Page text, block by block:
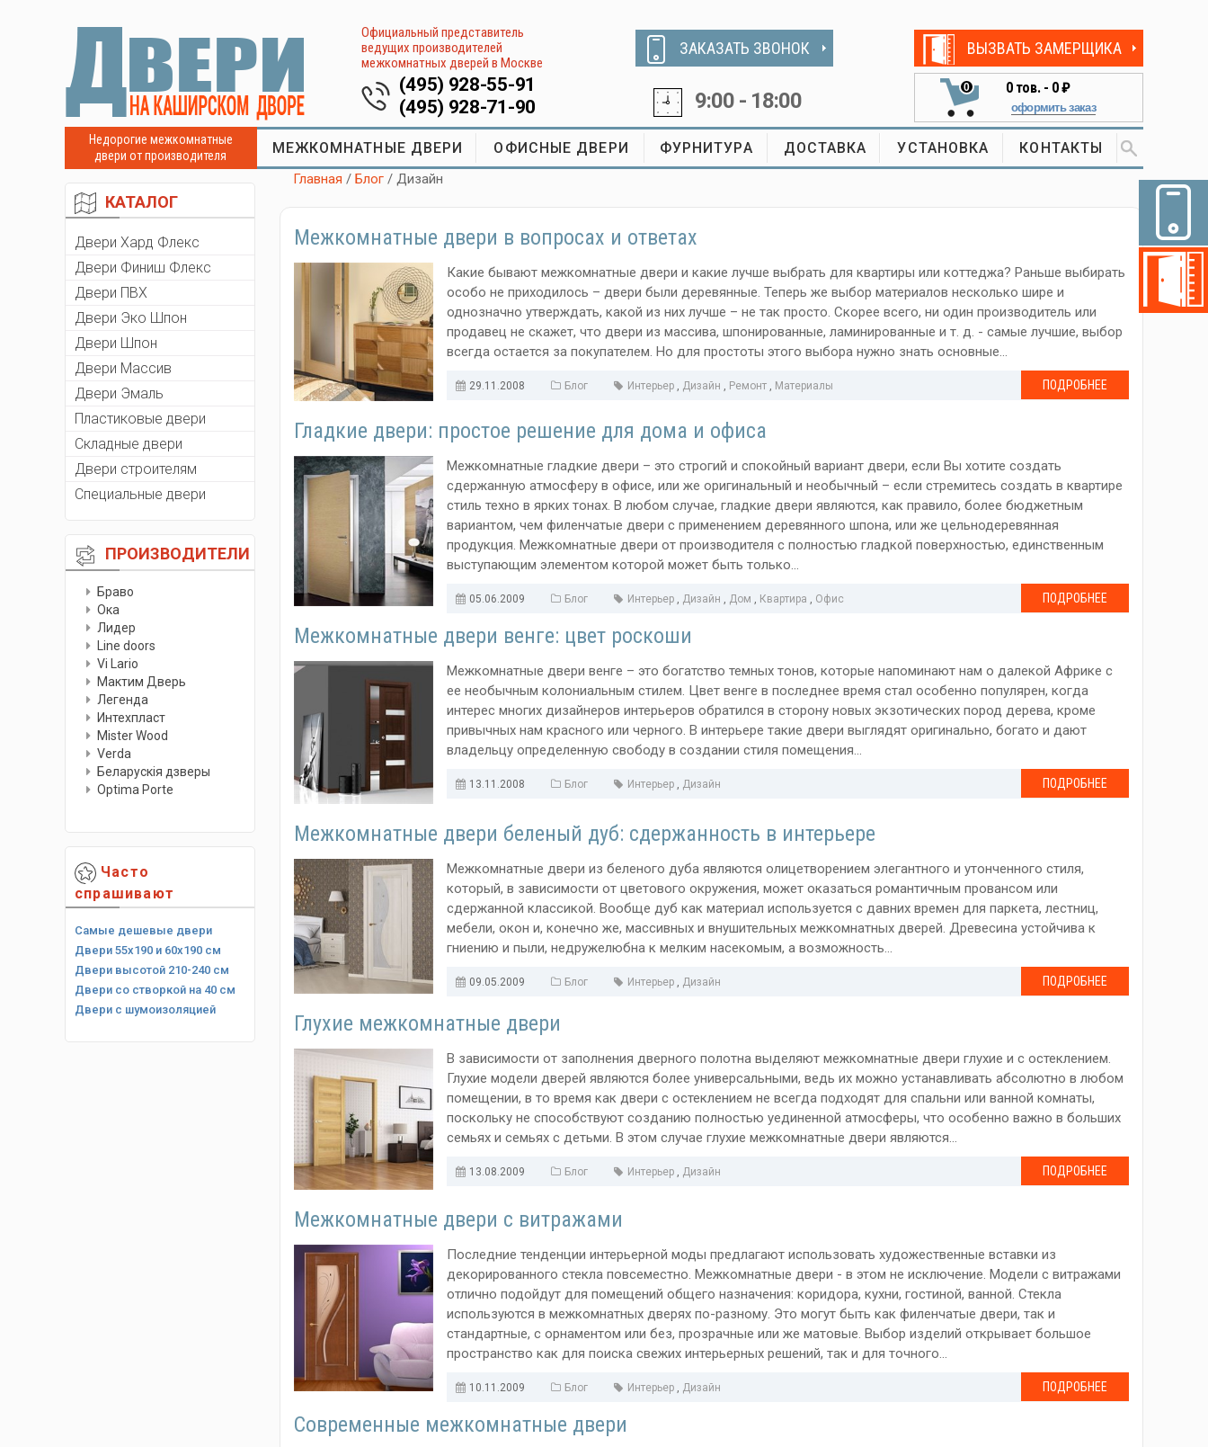
Официальный представитель
ведущих производителей
межкомнатных дверей в Москве
(495) 928-55-91
(495) 928-71-90
ЗАКАЗАТЬ ЗВОНОК
9:00 - 18:00
ВЫЗВАТЬ ЗАМЕРЩИКА
0 0тов. - 0 ₽
оформить заказ
Недорогие межкомнатные
двери от производителя
МЕЖКОМНАТНЫЕ ДВЕРИ ОФИСНЫЕ ДВЕРИ ФУРНИТУРА ДОСТАВКА УСТАНОВКА КОНТАКТЫ
КАТАЛОГ
Двери Хард Флекс
Двери Финиш Флекс
Двери ПВХ
Двери Эко Шпон
Двери Шпон
Двери Массив
Двери Эмаль
Пластиковые двери
Складные двери
Двери строителям
Специальные двери
ПРОИЗВОДИТЕЛИ
Браво
Ока
Лидер
Line doors
Vi Lario
Мактим Дверь
Легенда
Интехпласт
Мister Wood
Verda
Беларускiя дзверы
Optima Porte
Часто
спрашивают
Самые дешевые двери
Двери 55х190 и 60х190 см
Двери высотой 210-240 см
Двери со створкой на 40 см
Двери с шумоизоляцией
Главная /Блог / Дизайн
Межкомнатные двери в вопросах и ответах
Какие бывают межкомнатные двери и какие лучше выбрать для квартиры или коттеджа? Раньше выбирать
особо не приходилось – двери были деревянные. Теперь же выбор материалов несколько шире и
однозначно утверждать, какой из них лучше – не так просто. Скорее всего, ни один производитель или
продавец не скажет, что двери из массива, шпонированные, ламинированные и т. д. - самые лучшие, выбор
всегда остается за покупателем. Но для простоты этого выбора нужно знать основные...
29.11.2008 Блог Интерьер , Дизайн , Ремонт , Материалы ПОДРОБНЕЕ
Гладкие двери: простое решение для дома и офиса
Межкомнатные гладкие двери – это строгий и спокойный вариант двери, если Вы хотите создать
сдержанную атмосферу в офисе, или же оригинальный и необычный – если стремитесь создать в квартире
стиль техно в ярких тонах. В любом случае, гладкие двери являются, как правило, более бюджетным
вариантом, чем филенчатые двери с применением деревянного шпона, или же цельнодеревянная
продукция. Межкомнатные двери от производителя с полностью гладкой поверхностью, единственным
выступающим элементом которой может быть только...
05.06.2009 Блог Интерьер , Дизайн , Дом , Квартира , Офис ПОДРОБНЕЕ
Межкомнатные двери венге: цвет роскоши
Межкомнатные двери венге – это богатство темных тонов, которые напоминают нам о далекой Африке с
ее необычным колониальным стилем. Цвет венге в последнее время стал особенно популярен, когда
интерес многих дизайнеров интерьеров обратился в сторону новых экзотических пород дерева, кроме
привычных нам красного или черного. В интерьере такие двери выглядят оригинально, богато и дают
владельцу определенную свободу в создании стиля помещения...
13.11.2008 Блог Интерьер , Дизайн ПОДРОБНЕЕ
Межкомнатные двери беленый дуб: сдержанность в интерьере
Межкомнатные двери из беленого дуба являются олицетворением элегантного и утонченного стиля,
который, в зависимости от цветового окружения, может оказаться романтичным провансом или
сдержанной классикой. Вообще дуб как материал используется с давних времен для паркета, лестниц,
мебели, окон и, конечно же, массивных и внушительных межкомнатных дверей. Древесина устойчива к
гниению и пыли, недружелюбна к мелким насекомым, а возможность...
09.05.2009 Блог Интерьер , Дизайн ПОДРОБНЕЕ
Глухие межкомнатные двери
В зависимости от заполнения дверного полотна выделяют межкомнатные двери глухие и с остеклением.
Глухие модели дверей являются более универсальными, ведь их можно устанавливать абсолютно в любом
помещении, в то время как двери с остеклением не всегда подходят для спальни или ванной комнаты,
поскольку не способствуют созданию полностью уединенной атмосферы, что особенно важно в больших
семьях и семьях с детьми. В этом случае глухие межкомнатные двери являются...
13.08.2009 Блог Интерьер Дизайн ПОДРОБНЕЕ
Межкомнатные двери с витражами
Последние тенденции интерьерной моды предлагают использовать художественные вставки из
декорированного стекла повсеместно. Межкомнатные двери - в этом не исключение. Модели с витражами
отлично подойдут для помещений общего назначения: коридора, кухни, гостиной, ванной. Стекла
используются в межкомнатных дверях по-разному. Это могут быть как филенчатые двери, так и
стандартные, с орнаментом или без, прозрачные или же матовые. Выбор изделий открывает большое
пространство как для поиска свежих интерьерных решений, так и для точного...
10.11.2009 Блог Интерьер Дизайн ПОДРОБНЕЕ
Современные межкомнатные двери